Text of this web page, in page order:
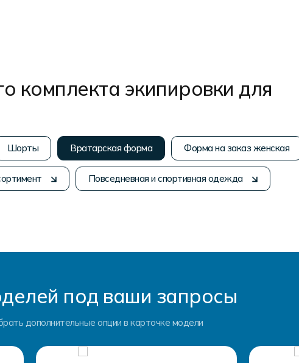
комплекта экипировки для
Шорты Вратарская форма Форма на заказ женская
Повседневная и спортивная одежда
под ваши запросы
дополнительные опции в карточке модели